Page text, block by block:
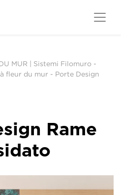
MUR | Sistemi Filomuro -
fleur du mur - Porte Design
Rame